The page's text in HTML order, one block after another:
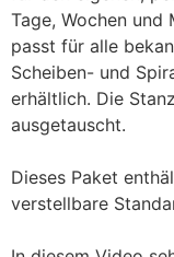
Tage, Wochen und
passt für alle
Scheiben- und
erhältlich. Die
ausgetauscht.
Dieses Paket
verstellbare